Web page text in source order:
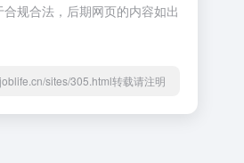
规合法，后期网页的内容如出
sites/305.html转载请注明